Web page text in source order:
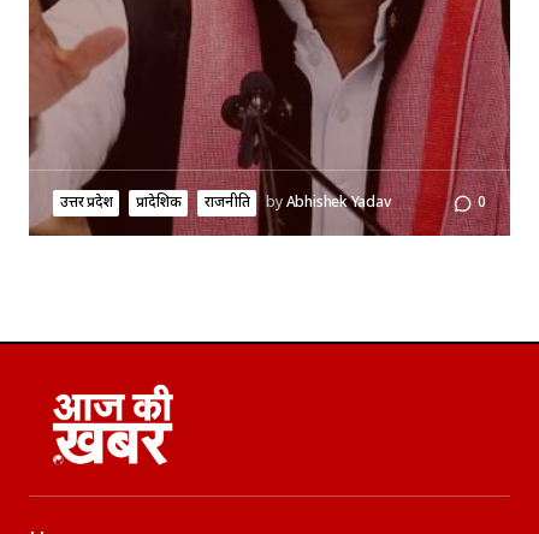
उत्तर प्रदेश प्रादेशिक राजनीति byAbhishek Yadav 0